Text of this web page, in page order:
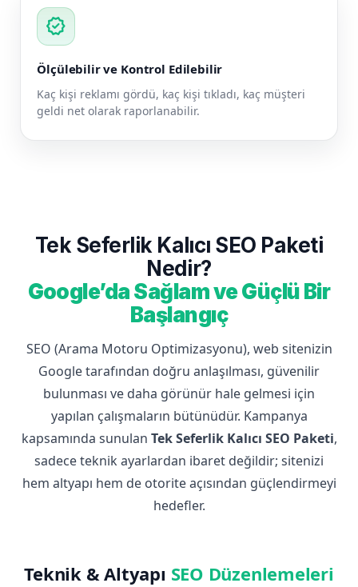
verified
Ölçülebilir ve Kontrol Edilebilir
Kaç kişi reklamı gördü, kaç kişi tıkladı, kaç müşteri
geldi net olarak raporlanabilir.
Tek Seferlik Kalıcı SEO Paketi
Nedir?
Google’da Sağlam ve Güçlü Bir
Başlangıç
SEO (Arama Motoru Optimizasyonu), web sitenizin
Google tarafından doğru anlaşılması, güvenilir
bulunması ve daha görünür hale gelmesi için
yapılan çalışmaların bütünüdür. Kampanya
kapsamında sunulan Tek Seferlik Kalıcı SEO Paketi,
sadece teknik ayarlardan ibaret değildir; sitenizi
hem altyapı hem de otorite açısından güçlendirmeyi
hedefler.
Teknik & Altyapı SEO Düzenlemeleri